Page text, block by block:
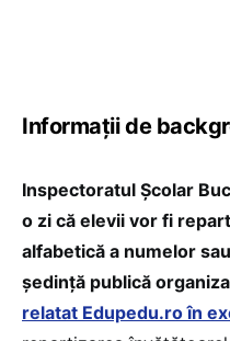
Informații de
Inspectoratul Școlar
o zi că elevii vor fi
alfabetică a numelor
ședință publică
relatat Edupedu.ro în